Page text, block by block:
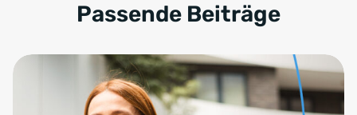
Passende Beiträge